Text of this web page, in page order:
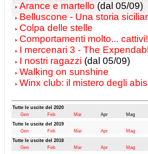
Arance e martello (dal 05/09)
Belluscone - Una storia
Colpa delle stelle
Comportamenti molto... cattivi!
I mercenari 3 - The
I nostri ragazzi (dal 05/09)
Walking on sunshine
Winx club: il mistero degli
Tutte le uscite del 2020
Gen
Feb Mar Apr Mag
Tutte le uscite del 2019
Gen
Feb Mar Apr Mag
Tutte le uscite del 2018
Gen
Feb Mar Apr Mag